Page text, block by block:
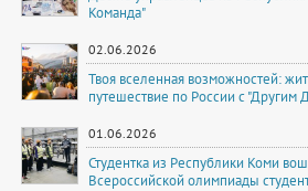
Команда"
02.06.2026
Твоя вселенная возможностей:
путешествие по России с "Другим
01.06.2026
Студентка из Республики Коми
Всероссийской олимпиады